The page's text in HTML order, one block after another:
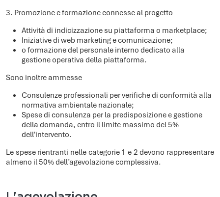
3. Promozione e formazione connesse al progetto
Attività di indicizzazione su piattaforma o marketplace;
Iniziative di web marketing e comunicazione;
o formazione del personale interno dedicato alla
gestione operativa della piattaforma.
Sono inoltre ammesse
Consulenze professionali per verifiche di conformità alla
normativa ambientale nazionale;
Spese di consulenza per la predisposizione e gestione
della domanda, entro il limite massimo del 5%
dell'intervento.
Le spese rientranti nelle categorie 1 e 2 devono rappresentare
almeno il 50% dell’agevolazione complessiva.